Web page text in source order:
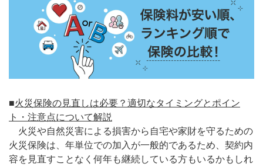
■火災保険の見直しは必要？適切なタイミングとポイン
ト・注意点について解説
火災や自然災害による損害から自宅や家財を守るための
火災保険は、年単位での加入が一般的であるため、契約内
容を見直すことなく何年も継続している方もいるかもしれ